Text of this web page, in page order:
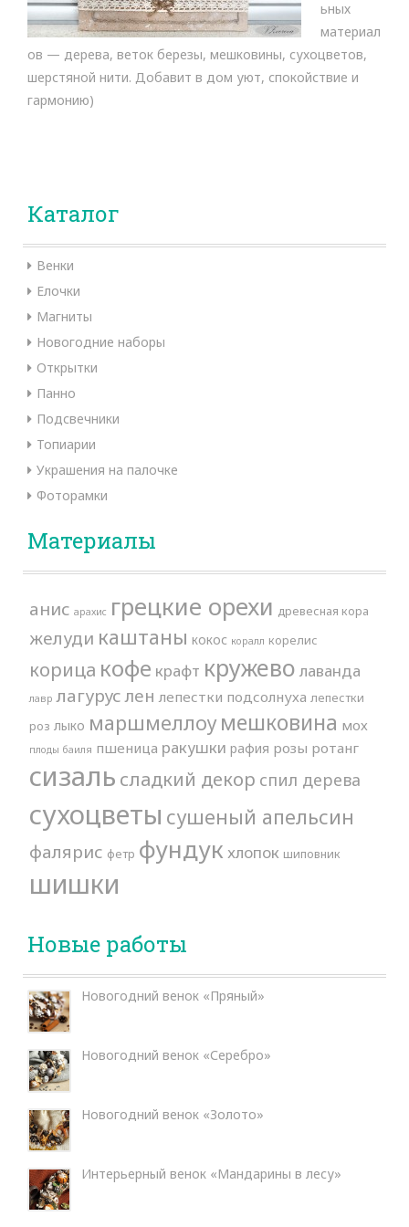
ьных
материал
ов — дерева, веток березы, мешковины, сухоцветов,
шерстяной нити. Добавит в дом уют, спокойствие и
гармонию)
Каталог
Венки
Елочки
Магниты
Новогодние наборы
Открытки
Панно
Подсвечники
Топиарии
Украшения на палочке
Фоторамки
Материалы
анис арахис грецкие орехи древесная кора
желуди каштаны кокос коралл корелис
корица кофе крафт кружево лаванда
лавр лагурус лен лепестки подсолнуха лепестки
роз лыко маршмеллоу мешковина мох
плоды баиля пшеница ракушки рафия розы ротанг
сизаль сладкий декор спил дерева
сухоцветы сушеный апельсин
фалярис фетр фундук хлопок шиповник
шишки
Новые работы
Новогодний венок «Пряный»
Новогодний венок «Серебро»
Новогодний венок «Золото»
Интерьерный венок «Мандарины в лесу»